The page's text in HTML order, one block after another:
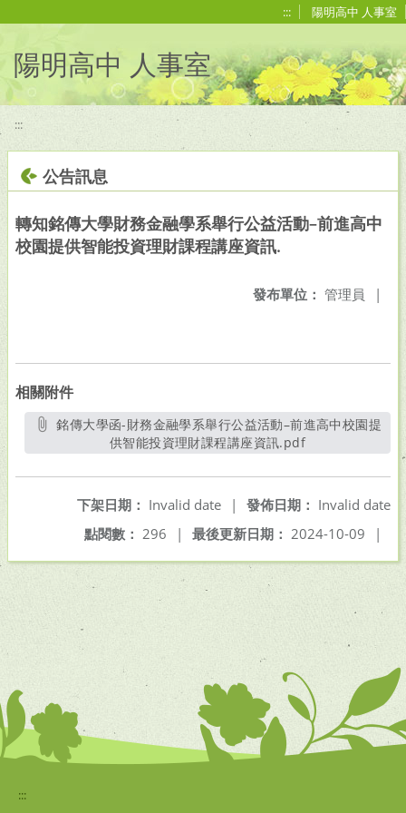
::: 陽明高中 人事室
陽明高中 人事室
:::
公告訊息
轉知銘傳大學財務金融學系舉行公益活動–前進高中
校園提供智能投資理財課程講座資訊.
發布單位： 管理員 |
相關附件
銘傳大學函-財務金融學系舉行公益活動–前進高中校園提
供智能投資理財課程講座資訊.pdf另開新視窗
發佈日期： Invalid date
下架日期： Invalid date
|
最後更新日期： 2024-10-09 |
點閱數： 296 |
:::